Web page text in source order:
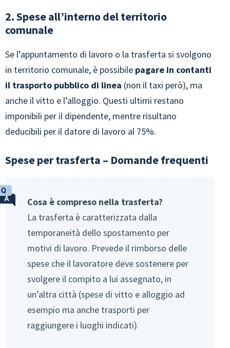
2. Spese all’interno del territorio
comunale
Se l’appuntamento di lavoro o la trasferta si svolgono
in territorio comunale, è possibile pagare in contanti
il trasporto pubblico di linea (non il taxi però), ma
anche il vitto e l’alloggio. Questi ultimi restano
imponibili per il dipendente, mentre risultano
deducibili per il datore di lavoro al 75%.
Spese per trasferta – Domande frequenti
Cosa è compreso nella trasferta?
La trasferta è caratterizzata dalla
temporaneità dello spostamento per
motivi di lavoro. Prevede il rimborso delle
spese che il lavoratore deve sostenere per
svolgere il compito a lui assegnato, in
un’altra città (spese di vitto e alloggio ad
esempio ma anche trasporti per
raggiungere i luoghi indicati).